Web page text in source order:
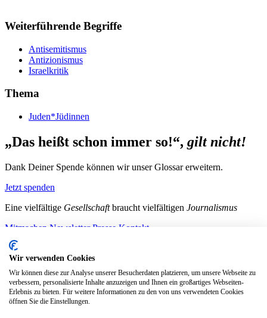
Weiterführende Begriffe
Antisemitismus
Antizionismus
Israelkritik
Thema
Juden*Jüdinnen
„Das heißt schon immer so!“, gilt nicht!
Dank Deiner Spende können wir unser Glossar erweitern.
Jetzt spenden
Eine vielfältige Gesellschaftbraucht vielfältigen Journalismus
Mitmachen Newsletter Presse Kontakt
Instagram
Unterstütze uns
Jetzt spenden!
Wir verwenden Cookies
Wir können diese zur Analyse unserer Besucherdaten platzieren, um unsere Webseite zu
verbessern, personalisierte Inhalte anzuzeigen und Ihnen ein großartiges Webseiten-
Erlebnis zu bieten. Für weitere Informationen zu den von uns verwendeten Cookies
öffnen Sie die Einstellungen.